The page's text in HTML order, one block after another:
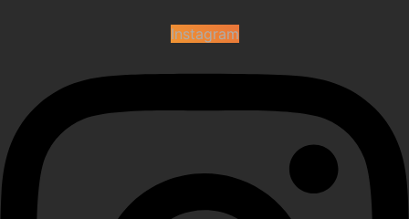
Instagram